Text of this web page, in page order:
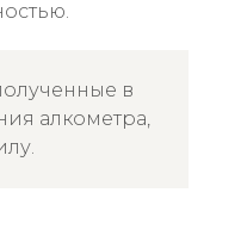
в
алкометра,